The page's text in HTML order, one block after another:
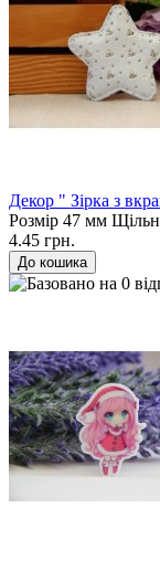
Декор " Зірка з
Розмір 47 мм
4.45 грн.